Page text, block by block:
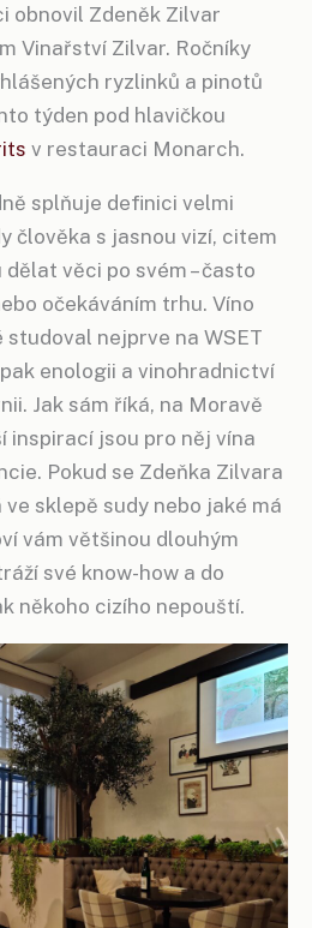
obnovil Zdeněk Zilvar
Vinařství Zilvar. Ročníky
ryzlinků a pinotů
týden pod hlavičkou
v restauraci Monarch.
splňuje definici velmi
člověka s jasnou vizí, citem
věci po svém – často
očekáváním trhu. Víno
studoval nejprve na WSET
enologii a vinohradnictví
Jak sám říká, na Moravě
inspirací jsou pro něj vína
Pokud se Zdeňka Zilvara
sklepě sudy nebo jaké má
vám většinou dlouhým
své know-how a do
někoho cizího nepouští.